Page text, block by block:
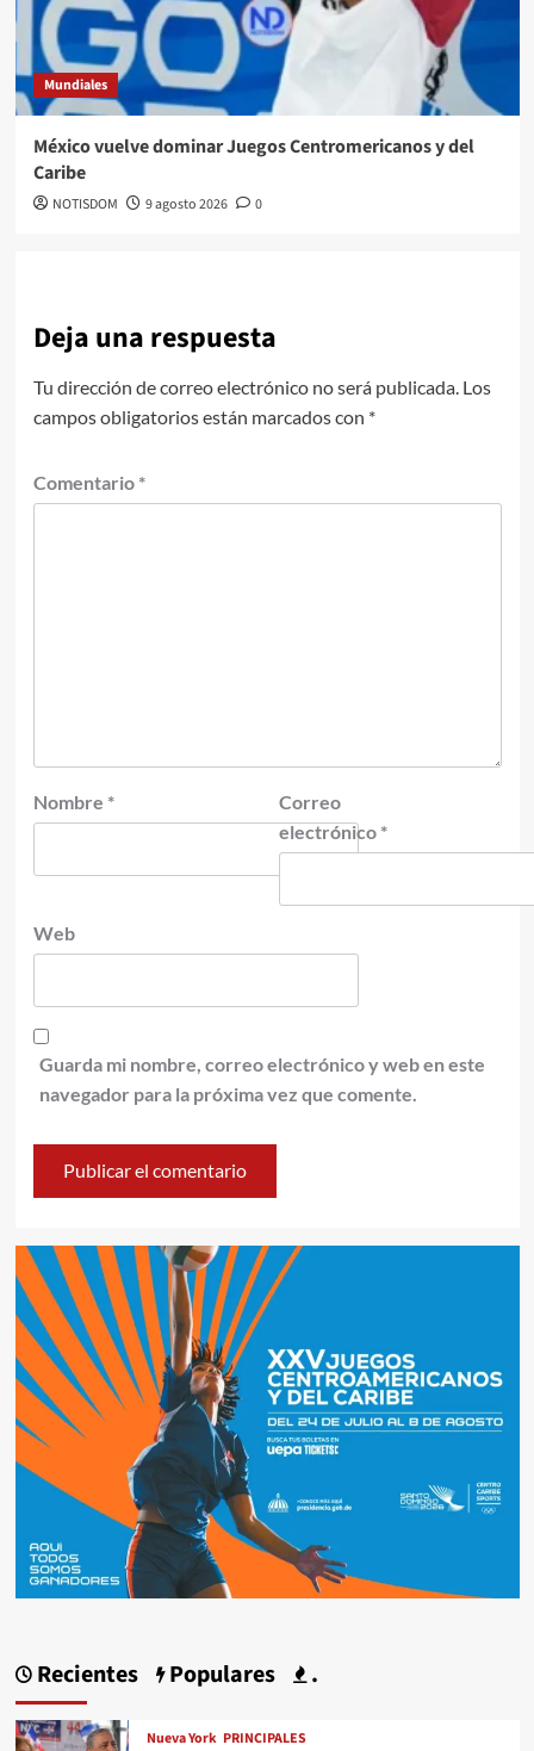
Mundiales
México vuelve dominar Juegos Centromericanos y del
Caribe
NOTISDOM 9 agosto 2026 0
Deja una respuesta
Tu dirección de correo electrónico no será publicada. Los
campos obligatorios están marcados con *
Comentario *
Nombre *
Correo
electrónico *
Web
Guarda mi nombre, correo electrónico y web en este
navegador para la próxima vez que comente.
Recientes Populares .
Nueva York PRINCIPALES